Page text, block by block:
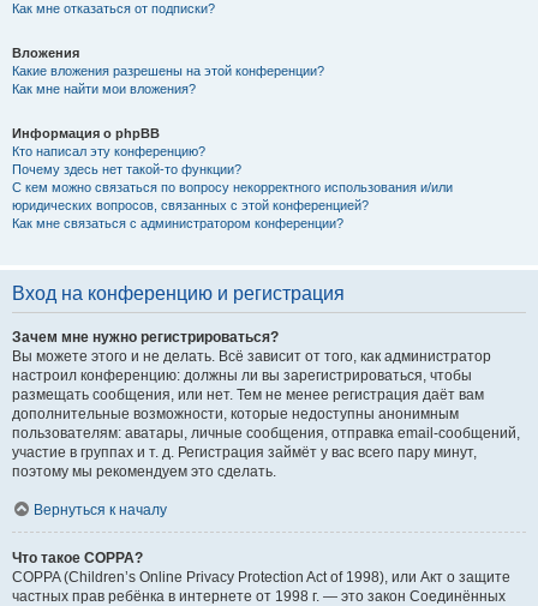
Как мне отказаться от подписки?
Вложения
Какие вложения разрешены на этой конференции?
Как мне найти мои вложения?
Информация о phpBB
Кто написал эту конференцию?
Почему здесь нет такой-то функции?
С кем можно связаться по вопросу некорректного использования и/или
юридических вопросов, связанных с этой конференцией?
Как мне связаться с администратором конференции?
Вход на конференцию и регистрация
Зачем мне нужно регистрироваться?
Вы можете этого и не делать. Всё зависит от того, как администратор
настроил конференцию: должны ли вы зарегистрироваться, чтобы
размещать сообщения, или нет. Тем не менее регистрация даёт вам
дополнительные возможности, которые недоступны анонимным
пользователям: аватары, личные сообщения, отправка email-сообщений,
участие в группах и т. д. Регистрация займёт у вас всего пару минут,
поэтому мы рекомендуем это сделать.
Вернуться к началу
Что такое COPPA?
COPPA (Children’s Online Privacy Protection Act of 1998), или Акт о защите
частных прав ребёнка в интернете от 1998 г. — это закон Соединённых